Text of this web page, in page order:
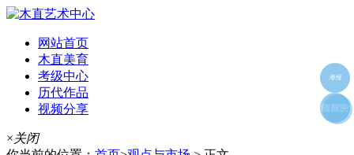
网站首页
木直美育
考级中心
历代作品
视频分享
×关闭
海报
好友
朋友圈
收藏夹